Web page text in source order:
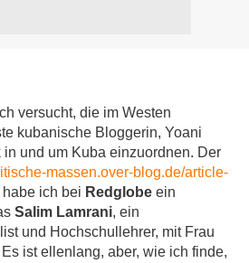
versucht, die im Westen
kubanische Bloggerin, Yoani
und um Kuba einzuordnen. Der
massen.over-blog.de/article-
habe ich bei Redglobe ein
Salim Lamrani, ein
und Hochschullehrer, mit Frau
ist ellenlang, aber, wie ich finde,